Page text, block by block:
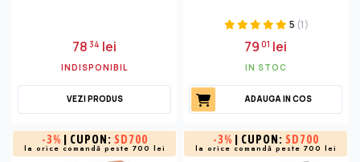
78 34 lei
INDISPONIBIL
VEZI PRODUS
5 (1)
7901 lei
IN STOC
ADAUGA IN COS
-3% | CUPON: SD700
la orice comandă peste 700 lei
-3% | CUPON: SD700
la orice comandă peste 700 lei